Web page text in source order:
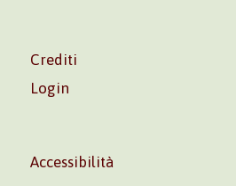
Crediti
Login
Accessibilità